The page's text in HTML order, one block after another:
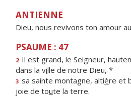
ANTIENNE
Dieu, nous revivons ton amour
PSAUME : 47
2 Il est grand, le Seigneur,
dans la ville de notre Dieu, *
3 sa sainte montagne, altière et
joie de toute la terre.